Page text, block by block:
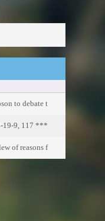
to debate t
*** EASTERN CONFERENCE ATLANTIC DIVISION SEMI-FINALS (1) Boston Bruins (54-19-9, 117
of reasons f